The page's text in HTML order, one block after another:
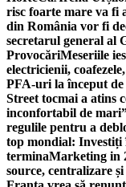
risc foarte mare va fi
din România vor fi
secretarul general al
ProvocăriMeseriile
electricienii,
PFA-uri la început de
Street tocmai a atins
inconfortabil de
regulile pentru a
top mondial: Investiți
terminaMarketing in
source, centralizare